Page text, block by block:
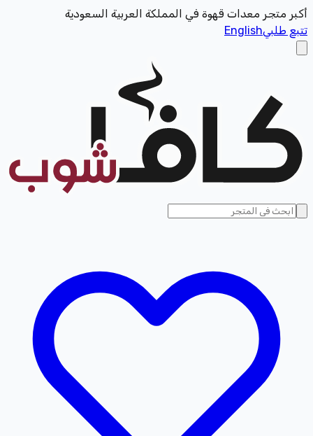
أكبر متجر معدات قهوة في المملكة العربية السعودية
تتبع طلبيEnglish